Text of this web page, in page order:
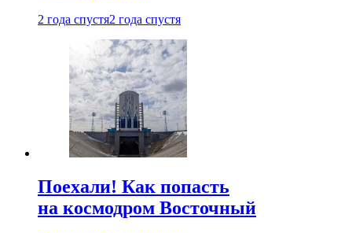
2 года спустя2 года спустя
Поехали! Как попасть
на космодром Восточный